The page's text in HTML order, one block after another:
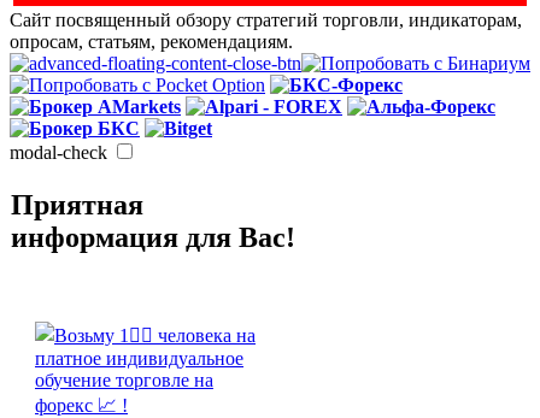
Сайт посвященный обзору стратегий торговли, индикаторам,
опросам, статьям, рекомендациям.
modal-check
Приятная
информация для Вас!